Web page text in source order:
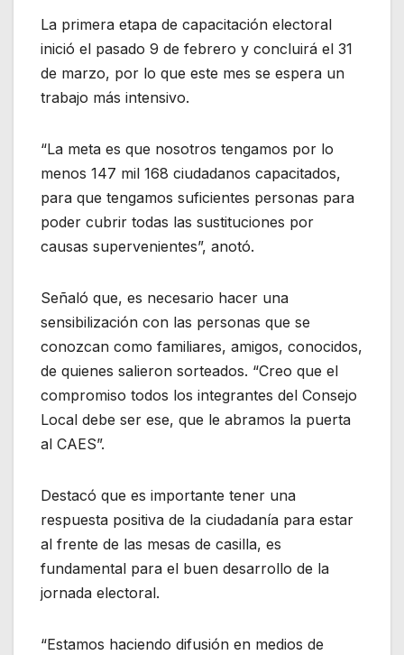
La primera etapa de capacitación electoral
inició el pasado 9 de febrero y concluirá el 31
de marzo, por lo que este mes se espera un
trabajo más intensivo.
“La meta es que nosotros tengamos por lo
menos 147 mil 168 ciudadanos capacitados,
para que tengamos suficientes personas para
poder cubrir todas las sustituciones por
causas supervenientes”, anotó.
Señaló que, es necesario hacer una
sensibilización con las personas que se
conozcan como familiares, amigos, conocidos,
de quienes salieron sorteados. “Creo que el
compromiso todos los integrantes del Consejo
Local debe ser ese, que le abramos la puerta
al CAES”.
Destacó que es importante tener una
respuesta positiva de la ciudadanía para estar
al frente de las mesas de casilla, es
fundamental para el buen desarrollo de la
jornada electoral.
“Estamos haciendo difusión en medios de